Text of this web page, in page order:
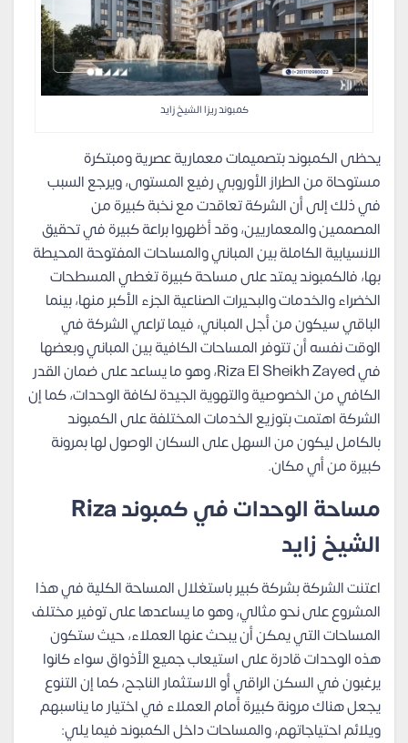
كمبوند ريزا الشيخ زايد
يحظى الكمبوند بتصميمات معمارية عصرية ومبتكرة
مستوحاة من الطراز الأوروبي رفيع المستوى، ويرجع السبب
في ذلك إلى أن الشركة تعاقدت مع نخبة كبيرة من
المصممين والمعماريين، وقد أظهروا براعة كبيرة في تحقيق
الانسيابية الكاملة بين المباني والمساحات المفتوحة المحيطة
بها، فالكمبوند يمتد على مساحة كبيرة تغطي المسطحات
الخضراء والخدمات والبحيرات الصناعية الجزء الأكبر منها، بينما
الباقي سيكون من أجل المباني، فيما تراعي الشركة في
الوقت نفسه أن تتوفر المساحات الكافية بين المباني وبعضها
في Riza El Sheikh Zayed، وهو ما يساعد على ضمان القدر
الكافي من الخصوصية والتهوية الجيدة لكافة الوحدات، كما إن
الشركة اهتمت بتوزيع الخدمات المختلفة على الكمبوند
بالكامل ليكون من السهل على السكان الوصول لها بمرونة
كبيرة من أي مكان.
مساحة الوحدات في كمبوند Riza
الشيخ زايد
اعتنت الشركة بشركة كبير باستغلال المساحة الكلية في هذا
المشروع على نحو مثالي، وهو ما يساعدها على توفير مختلف
المساحات التي يمكن أن يبحث عنها العملاء، حيث ستكون
هذه الوحدات قادرة على استيعاب جميع الأذواق سواء كانوا
يرغبون في السكن الراقي أو الاستثمار الناجح، كما إن التنوع
يجعل هناك مرونة كبيرة أمام العملاء في اختيار ما يناسبهم
ويلائم احتياجاتهم، والمساحات داخل الكمبوند فيما يلي: